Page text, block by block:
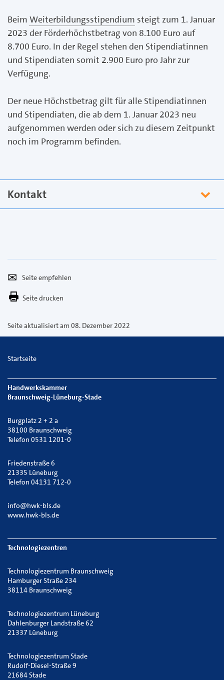
Beim Weiterbildungsstipendium steigt zum 1. Januar
2023 der Förderhöchstbetrag von 8.100 Euro auf
8.700 Euro. In der Regel stehen den Stipendiatinnen
und Stipendiaten somit 2.900 Euro pro Jahr zur
Verfügung.
Der neue Höchstbetrag gilt für alle Stipendiatinnen
und Stipendiaten, die ab dem 1. Januar 2023 neu
aufgenommen werden oder sich zu diesem Zeitpunkt
noch im Programm befinden.
Kontakt
empfehlen
Per
E-
versenden
Seite drucken
Seite aktualisiert am 08. Dezember 2022
Startseite
Handwerkskammer
Braunschweig-Lüneburg-Stade
Burgplatz 2 + 2 a
38100 Braunschweig
Telefon 0531 1201-0
Friedenstraße 6
21335 Lüneburg
Telefon 04131 712-0
info@hwk-bls.de
www.hwk-bls.de
Technologiezentren
Technologiezentrum Braunschweig
Hamburger Straße 234
38114 Braunschweig
Technologiezentrum Lüneburg
Dahlenburger Landstraße 62
21337 Lüneburg
Technologiezentrum Stade
Rudolf-Diesel-Straße 9
21684 Stade